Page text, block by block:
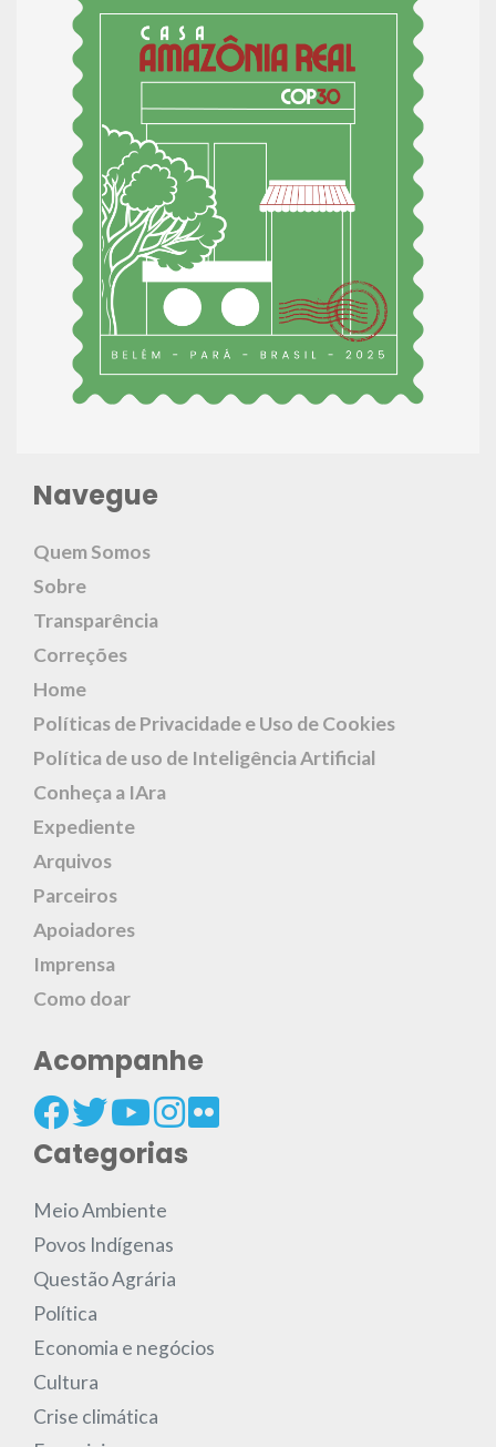
Navegue
Quem Somos
Sobre
Transparência
Correções
Home
Políticas de Privacidade e Uso de Cookies
Política de uso de Inteligência Artificial
Conheça a IAra
Expediente
Arquivos
Parceiros
Apoiadores
Imprensa
Como doar
Acompanhe
Categorias
Meio Ambiente
Povos Indígenas
Questão Agrária
Política
Economia e negócios
Cultura
Crise climática